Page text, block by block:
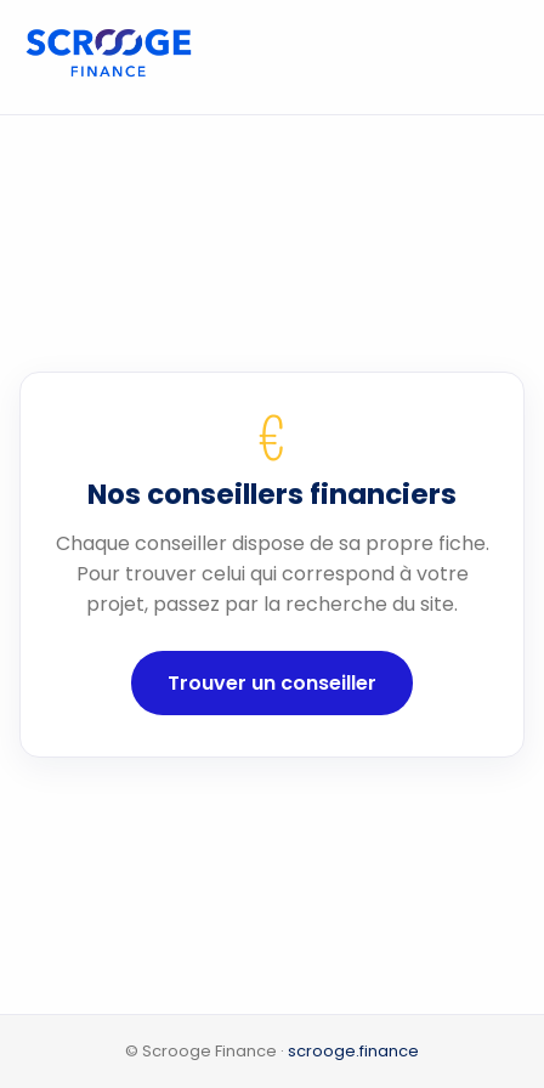
€
Nos conseillers financiers
Chaque conseiller dispose de sa propre fiche.
Pour trouver celui qui correspond à votre
projet, passez par la recherche du site.
Trouver un conseiller
© Scrooge Finance · scrooge.finance